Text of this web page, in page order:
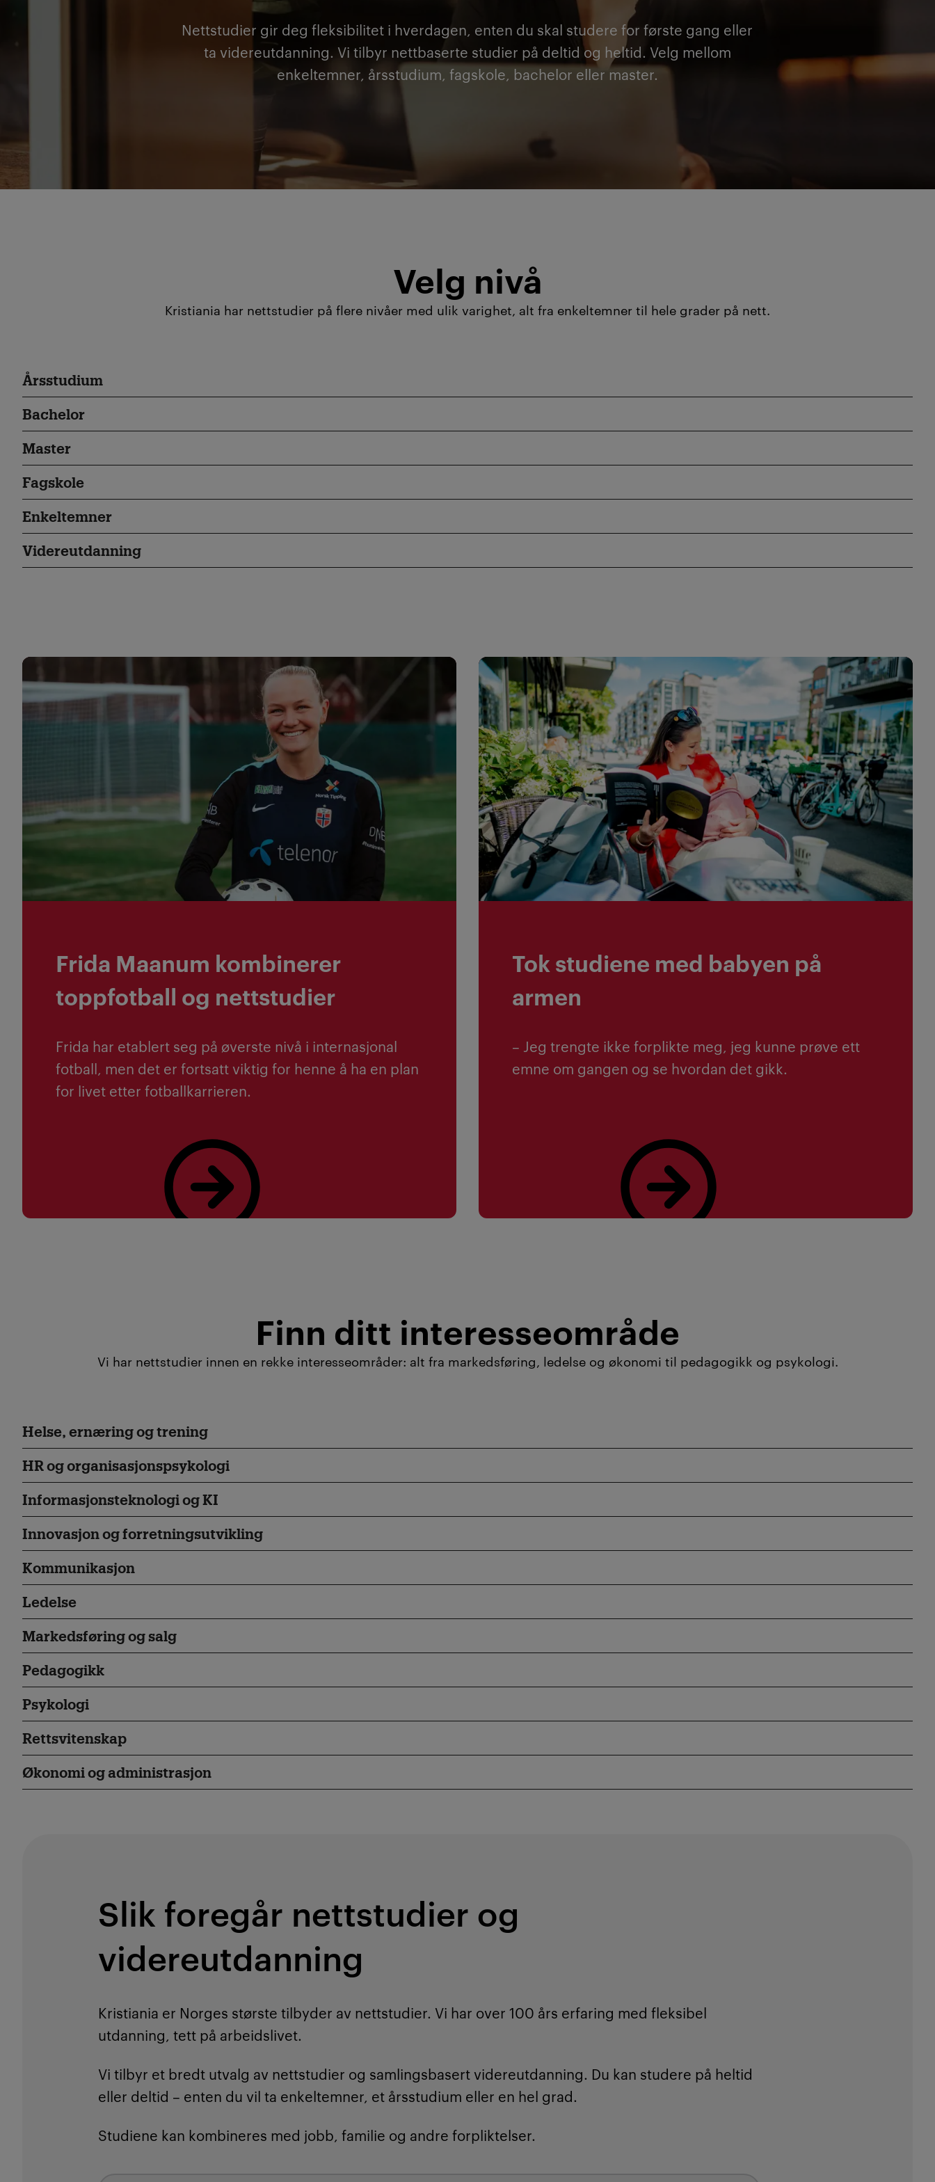
Nettstudier gir deg fleksibilitet i hverdagen, enten du skal studere for første gang eller
ta videreutdanning. Vi tilbyr nettbaserte studier på deltid og heltid. Velg mellom
enkeltemner, årsstudium, fagskole, bachelor eller master.
Velg nivå
Kristiania har nettstudier på flere nivåer med ulik varighet, alt fra enkeltemner til hele grader på nett.
Årsstudium
Bachelor
Master
Fagskole
Enkeltemner
Videreutdanning
Artikler
Frida Maanum kombinerer
toppfotball og nettstudier
Frida har etablert seg på øverste nivå i internasjonal
fotball, men det er fortsatt viktig for henne å ha en plan
for livet etter fotballkarrieren.
Les mer om Frida Maanum
Tok studiene med babyen på
armen
– Jeg trengte ikke forplikte meg, jeg kunne prøve ett
emne om gangen og se hvordan det gikk.
Les mer om Funda Sulejman
Finn ditt interesseområde
Vi har nettstudier innen en rekke interesseområder: alt fra markedsføring, ledelse og økonomi til pedagogikk og psykologi.
Helse, ernæring og trening
HR og organisasjonspsykologi
Informasjonsteknologi og KI
Innovasjon og forretningsutvikling
Kommunikasjon
Ledelse
Markedsføring og salg
Pedagogikk
Psykologi
Rettsvitenskap
Økonomi og administrasjon
Slik foregår nettstudier og
videreutdanning
Kristiania er Norges største tilbyder av nettstudier. Vi har over 100 års erfaring med fleksibel
utdanning, tett på arbeidslivet.
Vi tilbyr et bredt utvalg av nettstudier og samlingsbasert videreutdanning. Du kan studere på heltid
eller deltid – enten du vil ta enkeltemner, et årsstudium eller en hel grad.
Studiene kan kombineres med jobb, familie og andre forpliktelser.